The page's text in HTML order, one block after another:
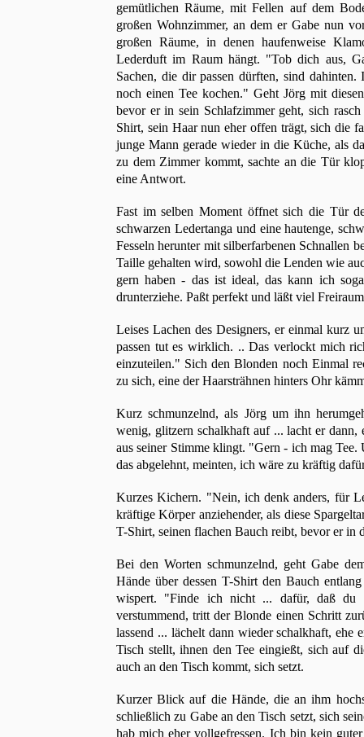
gemütlichen Räume, mit Fellen auf dem
großen Wohnzimmer, an dem er Gabe nun
großen Räume, in denen haufenweise
Lederduft im Raum hängt. "Tob dich aus,
Sachen, die dir passen dürften, sind
noch einen Tee kochen." Geht Jörg mit
bevor er in sein Schlafzimmer geht, sich
Shirt, sein Haar nun eher offen trägt, sich die
junge Mann gerade wieder in die Küche, als
zu dem Zimmer kommt, sachte an die Tür
eine Antwort.
Fast im selben Moment öffnet sich die Tür
schwarzen Ledertanga und eine hautenge,
Fesseln herunter mit silberfarbenen Schnallen
Taille gehalten wird, sowohl die Lenden wie
gern haben - das ist ideal, das kann ich
drunterziehe. Paßt perfekt und läßt viel
Leises Lachen des Designers, er einmal kurz
passen tut es wirklich. .. Das verlockt mich
einzuteilen." Sich den Blonden noch Einmal
zu sich, eine der Haarsträhnen hinters Ohr
Kurz schmunzelnd, als Jörg um ihn
wenig, glitzern schalkhaft auf ... lacht er dann,
aus seiner Stimme klingt. "Gern - ich mag
das abgelehnt, meinten, ich wäre zu kräftig
Kurzes Kichern. "Nein, ich denk anders, für
kräftige Körper anziehender, als diese
T-Shirt, seinen flachen Bauch reibt, bevor er in
Bei den Worten schmunzelnd, geht Gabe
Hände über dessen T-Shirt den Bauch
wispert. "Finde ich nicht ... dafür, daß
verstummend, tritt der Blonde einen Schritt
lassend ... lächelt dann wieder schalkhaft, ehe
Tisch stellt, ihnen den Tee eingießt, sich auf
auch an den Tisch kommt, sich setzt.
Kurzer Blick auf die Hände, die an ihm
schließlich zu Gabe an den Tisch setzt, sich
hab mich eher vollgefressen. Ich bin kein